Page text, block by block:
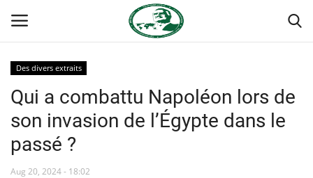
Accueil
Forum international Nasser
Des divers extraits
Qui a combattu Napoléon lors de
son invasion de l’Égypte dans le
passé ?
Aug 20, 2024 - 18:02